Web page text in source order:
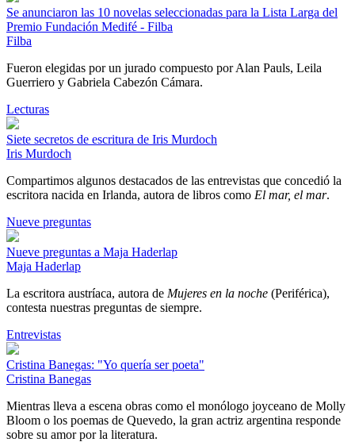
Se anunciaron las 10 novelas seleccionadas para la Lista Larga del
Premio Fundación Medifé - Filba
Filba
Fueron elegidas por un jurado compuesto por Alan Pauls, Leila
Guerriero y Gabriela Cabezón Cámara.
Lecturas
Siete secretos de escritura de Iris Murdoch
Iris Murdoch
Compartimos algunos destacados de las entrevistas que concedió la
escritora nacida en Irlanda, autora de libros como El mar, el mar.
Nueve preguntas
Nueve preguntas a Maja Haderlap
Maja Haderlap
La escritora austríaca, autora de Mujeres en la noche (Periférica),
contesta nuestras preguntas de siempre.
Entrevistas
Cristina Banegas: "Yo quería ser poeta"
Cristina Banegas
Mientras lleva a escena obras como el monólogo joyceano de Molly
Bloom o los poemas de Quevedo, la gran actriz argentina responde
sobre su amor por la literatura.